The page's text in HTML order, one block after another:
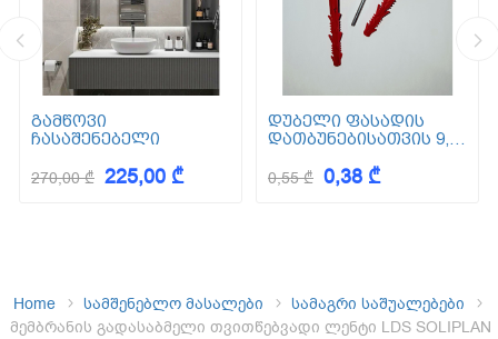
გამწოვი
ჩასაშენებელი
270,00 ₾ 225,00 ₾
დუბელი ფასადის
დათბუნებისათვის 9,5
0,55 ₾ 0,38 ₾
Home სამშენებლო მასალები
სამაგრი საშუალებები
მემბრანის გადასაბმელი თვითწებვადი ლენტი LDS SOLIPLAN